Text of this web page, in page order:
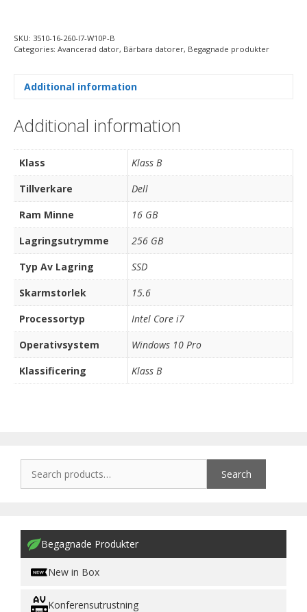
SKU: 3510-16-260-I7-W10P-B
Categories: Avancerad dator, Bärbara datorer, Begagnade produkter
Additional information
Additional information
Klass
Klass B
Tillverkare
Dell
Ram Minne
16 GB
Lagringsutrymme
256 GB
Typ Av Lagring
SSD
Skarmstorlek
15.6
Processortyp
Intel Core i7
Operativsystem
Windows 10 Pro
Klassificering
Klass B
Search
Begagnade Produkter
New in Box
Konferensutrustning